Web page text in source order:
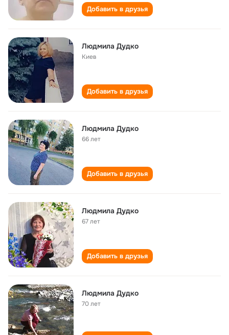
Добавить в друзья
Людмила Дудко
Киев
Добавить в друзья
Людмила Дудко
66 лет
Добавить в друзья
Людмила Дудко
67 лет
Добавить в друзья
Людмила Дудко
70 лет